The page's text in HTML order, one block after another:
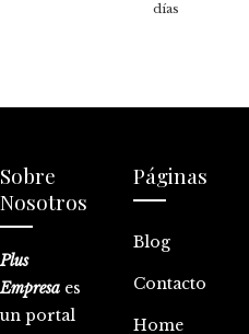
días
Sobre
Nosotros
Plus
Empresa es
un portal
Páginas
Blog
Contacto
Home